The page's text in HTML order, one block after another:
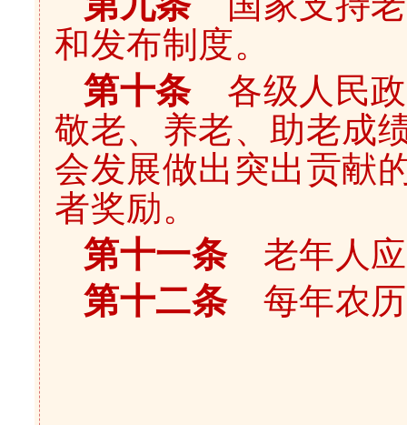
和发布制度。
第十条各级人民政
敬老、养老、助老成
会发展做出突出贡献
者奖励。
第十一条老年人应
第十二条每年农历